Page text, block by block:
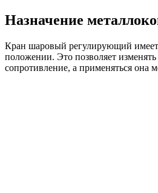
Назначение
Кран шаровый регулирующий имеет
положении. Это позволяет
сопротивление, а применяться она